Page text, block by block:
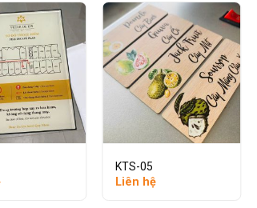
KTS-05
Liên hệ